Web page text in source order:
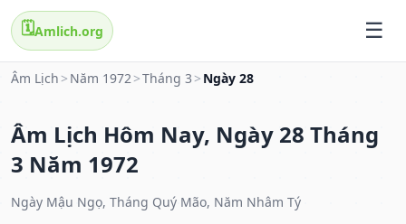
🗓️Amlich.org
Âm Lịch > Năm 1972>Tháng 3 > Ngày 28
Âm Lịch Hôm Nay, Ngày 28 Tháng
3 Năm 1972
Ngày Mậu Ngọ, Tháng Quý Mão, Năm Nhâm Tý